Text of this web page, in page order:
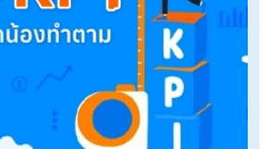
Download แบบฟอร์มสัญญาจ้างงาน แจกฟรี! ภาษา
ภาษาอังกฤษ